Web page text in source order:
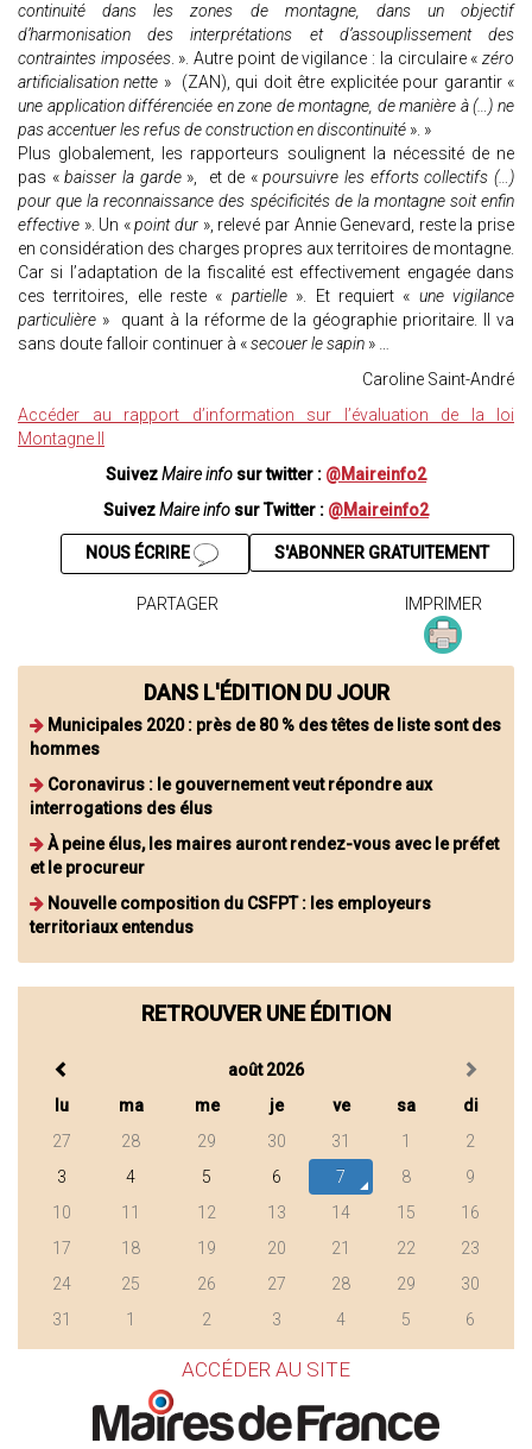
continuité dans les zones de montagne, dans un objectif
d’harmonisation des interprétations et d’assouplissement des
contraintes imposées. ». Autre point de vigilance : la circulaire «zéro
artificialisation nette » (ZAN), qui doit être explicitée pour garantir «
une application différenciée en zone de montagne, de manière à (…) ne
pas accentuer les refus de construction en discontinuité ». »
Plus globalement, les rapporteurs soulignent la nécessité de ne
pas «baisser la garde », et de «poursuivre les efforts collectifs (…)
pour que la reconnaissance des spécificités de la montagne soit enfin
effective ». Un «point dur », relevé par Annie Genevard, reste la prise
en considération des charges propres aux territoires de montagne.
Car si l’adaptation de la fiscalité est effectivement engagée dans
ces territoires, elle reste « partielle». Et requiert « une vigilance
particulière » quant à la réforme de la géographie prioritaire. Il va
sans doute falloir continuer à «secouer le sapin » …
Caroline Saint-André
Accéder au rapport d’information sur l’évaluation de la loi
Montagne II
SuivezMaire info sur twitter : @Maireinfo2
SuivezMaire info sur Twitter : @Maireinfo2
S'ABONNER GRATUITEMENT
NOUS ÉCRIRE
PARTAGER IMPRIMER
DANS L'ÉDITION DU JOUR
Municipales 2020 : près de 80 % des têtes de liste sont des
hommes
Coronavirus : le gouvernement veut répondre aux
interrogations des élus
À peine élus, les maires auront rendez-vous avec le préfet
et le procureur
Nouvelle composition du CSFPT : les employeurs
territoriaux entendus
RETROUVER UNE ÉDITION
août 2026
lu
ma me je ve sa
di
27
28 29 30 31 1
2
3
4 5 6 7 8
9
10
11 12 13 14 15
16
17
18 19 20 21 22
23
24
25 26 27 28 29
30
31
1 2 3 4 5 6
ACCÉDER AU SITE